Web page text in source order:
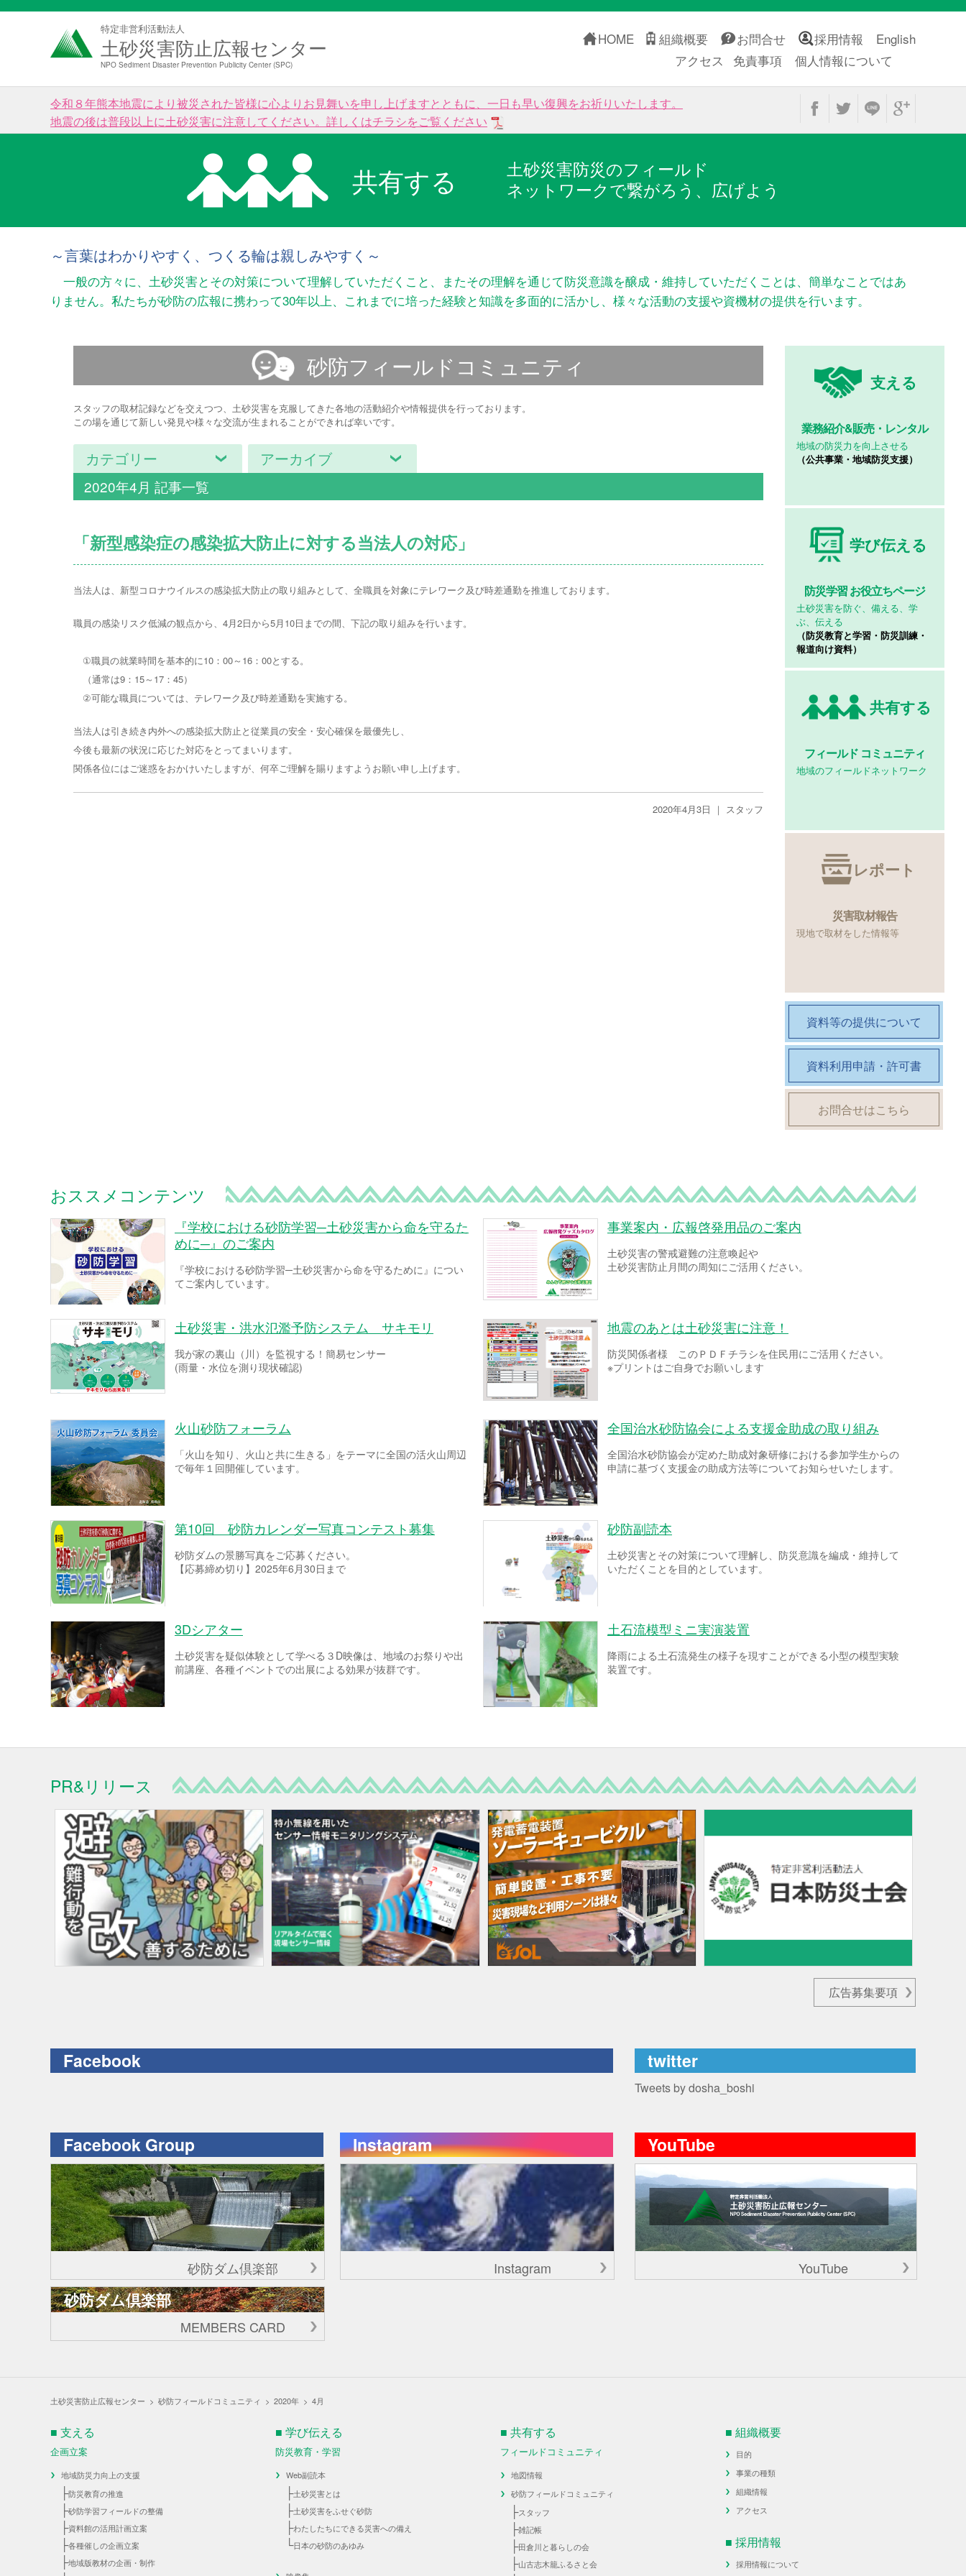
特定非営利活動法人
土砂災害防止広報センター
NPO Sediment Disaster Prevention Publicity Center (SPC)
HOME 組織概要 お問合せ 採用情報
English
アクセス
免責事項 個人情報について
令和８年熊本地震により被災された皆様に心よりお見舞いを申し上げますとともに、一日も早い復興をお祈りいたします。
地震の後は普段以上に土砂災害に注意してください。詳しくはチラシをご覧ください
共有する
土砂災害防災のフィールド
ネットワークで繋がろう、広げよう
～言葉はわかりやすく、つくる輪は親しみやすく～
一般の方々に、土砂災害とその対策について理解していただくこと、またその理解を通じて防災意識を醸成・維持していただくことは、簡単なことではあ
りません。私たちが砂防の広報に携わって30年以上、これまでに培った経験と知識を多面的に活かし、様々な活動の支援や資機材の提供を行います。
砂防フィールド コミュニティ
スタッフの取材記録などを交えつつ、土砂災害を克服してきた各地の活動紹介や情報提供を行っております。
この場を通じて新しい発見や様々な交流が生まれることができれば幸いです。
カテゴリー アーカイブ
2020年4月 記事一覧
「新型感染症の感染拡大防止に対する当法人の対応」
当法人は、新型コロナウイルスの感染拡大防止の取り組みとして、全職員を対象にテレワーク及び時差通勤を推進しております。
職員の感染リスク低減の観点から、4月2日から5月10日までの間、下記の取り組みを行います。
①職員の就業時間を基本的に10：00～16：00とする。
（通常は9：15～17：45）
②可能な職員については、テレワーク及び時差通勤を実施する。
当法人は引き続き内外への感染拡大防止と従業員の安全・安心確保を最優先し、
今後も最新の状況に応じた対応をとってまいります。
関係各位にはご迷惑をおかけいたしますが、何卒ご理解を賜りますようお願い申し上げます。
2020年4月3日 ｜ スタッフ
支える
業務紹介&販売・レンタル
地域の防災力を向上させる
（公共事業・地域防災支援）
学び伝える
防災学習お役立ちページ
土砂災害を防ぐ、備える、学
ぶ、伝える
（防災教育と学習・防災訓練・
報道向け資料）
共有する
フィールド コミュニティ
地域のフィールドネットワーク
レポート
災害取材報告
現地で取材をした情報等
資料等の提供について
資料利用申請・許可書
お問合せはこちら
おススメコンテンツ
『学校における砂防学習─土砂災害から命を守るた
めに─』のご案内
『学校における砂防学習─土砂災害から命を守るために』につい
てご案内しています。
事業案内・広報啓発用品のご案内
土砂災害の警戒避難の注意喚起や
土砂災害防止月間の周知にご活用ください。
土砂災害・洪水氾濫予防システム サキモリ
我が家の裏山（川）を監視する！簡易センサー
(雨量・水位を測り現状確認)
地震のあとは土砂災害に注意！
防災関係者様 このＰＤＦチラシを住民用にご活用ください。
※プリントはご自身でお願いします
火山砂防フォーラム
「火山を知り、火山と共に生きる」をテーマに全国の活火山周辺
で毎年１回開催しています。
全国治水砂防協会による支援金助成の取り組み
全国治水砂防協会が定めた助成対象研修における参加学生からの
申請に基づく支援金の助成方法等についてお知らせいたします。
第10回 砂防カレンダー写真コンテスト募集
砂防ダムの景勝写真をご応募ください。
【応募締め切り】2025年6月30日まで
砂防副読本
土砂災害とその対策について理解し、防災意識を編成・維持して
いただくことを目的としています。
3Dシアター
土砂災害を疑似体験として学べる３D映像は、地域のお祭りや出
前講座、各種イベントでの出展による効果が抜群です。
土石流模型ミニ実演装置
降雨による土石流発生の様子を現すことができる小型の模型実験
装置です。
PR&リリース
広告募集要項
Facebook twitter
Tweets by dosha_boshi
Facebook Group
砂防ダム倶楽部
砂防ダム倶楽部
MEMBERS CARD
Instagram
Instagram
YouTube
YouTube
土砂災害防止広報センター > 砂防フィールドコミュニティ > 2020年 > 4月
■ 支える
企画立案
地域防災力向上の支援
├防災教育の推進
├砂防学習フィールドの整備
├資料館の活用計画立案
├各種催しの企画立案
├地域版教材の企画・制作
■ 学び伝える
防災教育・学習
Web副読本
├土砂災害とは
├土砂災害をふせぐ砂防
├わたしたちにできる災害への備え
└日本の砂防のあゆみ
■ 共有する
フィールドコミュニティ
地図情報
砂防フィールドコミュニティ
├スタッフ
├雑記帳
├田倉川と暮らしの会
├山古志木籠ふるさと会
■ 組織概要
目的
事業の種類
組織情報
アクセス
■ 採用情報
採用情報について